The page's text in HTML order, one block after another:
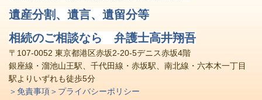
遺産分割、遺言、遺留分等
相続のご相談なら 弁護士高井翔吾
〒107-0052 東京都港区赤坂2-20-5デニス赤坂4階
銀座線・溜池山王駅、千代田線・赤坂駅、南北線・六本木一丁目
駅よりいずれも徒歩5分
＞免責事項＞プライバシーポリシー